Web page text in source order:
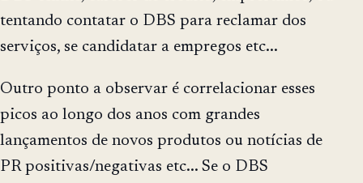
tentando contatar o DBS para reclamar dos
serviços, se candidatar a empregos etc...
Outro ponto a observar é correlacionar esses
picos ao longo dos anos com grandes
lançamentos de novos produtos ou notícias de
PR positivas/negativas etc... Se o DBS